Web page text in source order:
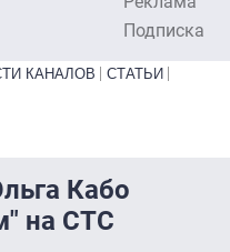
Подписка
КАНАЛОВ
СТАТЬИ
Кабо
на СТС